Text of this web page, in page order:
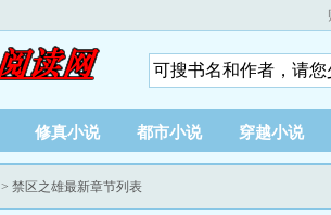
修真小说 都市小说 穿越小说
> 禁区之雄最新章节列表